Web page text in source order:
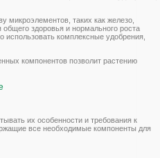
микроэлементов, таких как железо,
здоровья и нормального роста
комплексные удобрения,
компонентов позволит растению
их особенности и требования к
все необходимые компоненты для